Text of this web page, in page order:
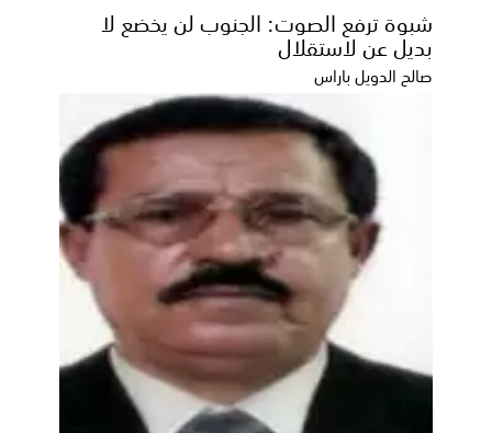
شبوة ترفع الصوت: الجنوب لن يخضع لا
بديل عن لاستقلال
صالح الدويل باراس